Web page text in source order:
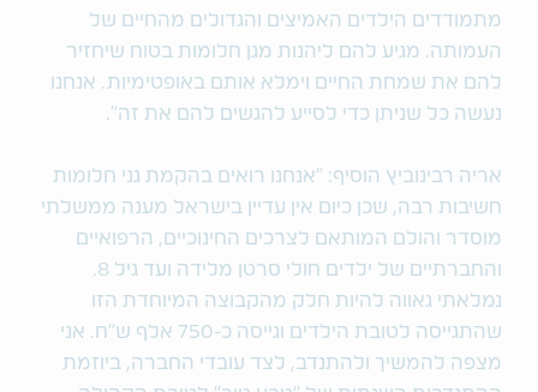
מתמודדים הילדים האמיצים והגדולים מהחיים של
העמותה. מגיע להם ליהנות מגן חלומות בטוח שיחזיר
להם את שמחת החיים וימלא אותם באופטימיות. אנחנו
נעשה כל שניתן כדי לסייע להגשים להם את זה".
אריה רבינוביץ הוסיף: "אנחנו רואים בהקמת גני חלומות
חשיבות רבה, שכן כיום אין עדיין בישראל מענה ממשלתי
מוסדר והולם המותאם לצרכים החינוכיים, הרפואיים
והחברתיים של ילדים חולי סרטן מלידה ועד גיל 8.
נמלאתי גאווה להיות חלק מהקבוצה המיוחדת הזו
שהתגייסה לטובת הילדים וגייסה כ-750 אלף ש״ח. אני
מצפה להמשיך ולהתנדב, לצד עובדי החברה, ביוזמת